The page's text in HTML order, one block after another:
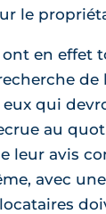
le
ont en effet
de
eux qui
au
leur avis
avec